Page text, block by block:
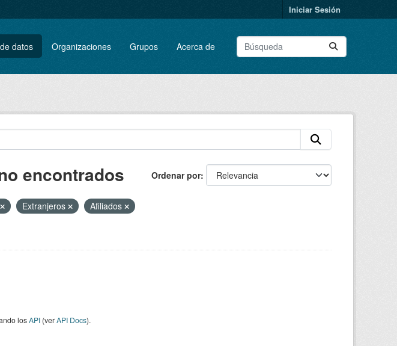
Iniciar Sesión
datos Organizaciones Grupos Acerca de
Ordenar por
encontrados
Extranjeros
Afiliados
losAPI(verAPI Docs).